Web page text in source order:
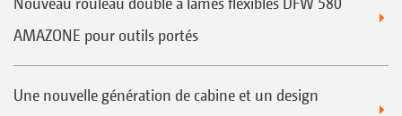
AMAZONE pour outils portés
Une nouvelle génération de cabine et un design